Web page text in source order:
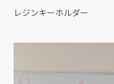
レジンキーホルダー